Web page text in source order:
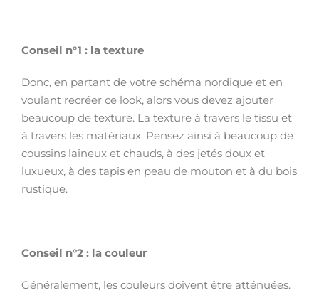
Conseil n°1 : la texture
Donc, en partant de votre schéma nordique et en
voulant recréer ce look, alors vous devez ajouter
beaucoup de texture. La texture à travers le tissu et
à travers les matériaux. Pensez ainsi à beaucoup de
coussins laineux et chauds, à des jetés doux et
luxueux, à des tapis en peau de mouton et à du bois
rustique.
Conseil n°2 : la couleur
Généralement, les couleurs doivent être atténuées.